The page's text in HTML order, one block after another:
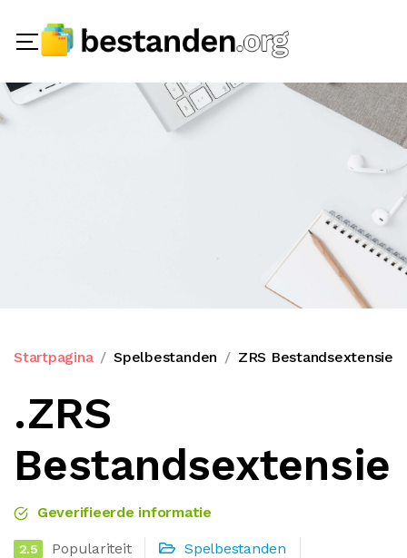
Startpagina Spelbestanden ZRS Bestandsextensie
.ZRS
Bestandsextensie
Geverifieerde informatie
2.5 Populariteit Spelbestanden